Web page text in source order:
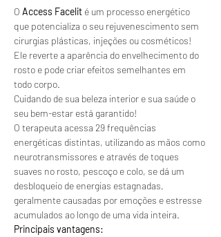
O Access Facelit é um processo energético
que potencializa o seu rejuvenescimento sem
cirurgias plásticas, injeções ou cosméticos!
Ele reverte a aparência do envelhecimento do
rosto e pode criar efeitos semelhantes em
todo corpo.
Cuidando de sua beleza interior e sua saúde o
seu bem-estar está garantido!
O terapeuta acessa 29 frequências
energéticas distintas, utilizando as mãos como
neurotransmissores e através de toques
suaves no rosto, pescoço e colo, se dá um
desbloqueio de energias estagnadas,
geralmente causadas por emoções e estresse
acumulados ao longo de uma vida inteira.
Principais vantagens: